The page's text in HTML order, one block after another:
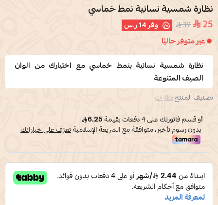
نظارة شمسية نسائية نمط خماسي
25
39 وفر14 ر.س
غير متوفر حاليًا
نظارة شمسية نسائية بنمط خماسي مع اختيارك من الوان
الصيف المتنوعة
تصنيف المنتج:نظارات